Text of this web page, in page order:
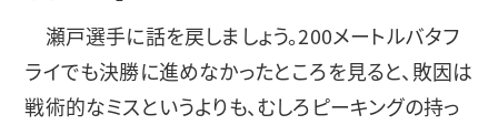
瀬戸選手に話を戻しましょう。200メートルバタフ
ライでも決勝に進めなかったところを見ると、敗因は
戦術的なミスというよりも、むしろピーキングの持っ